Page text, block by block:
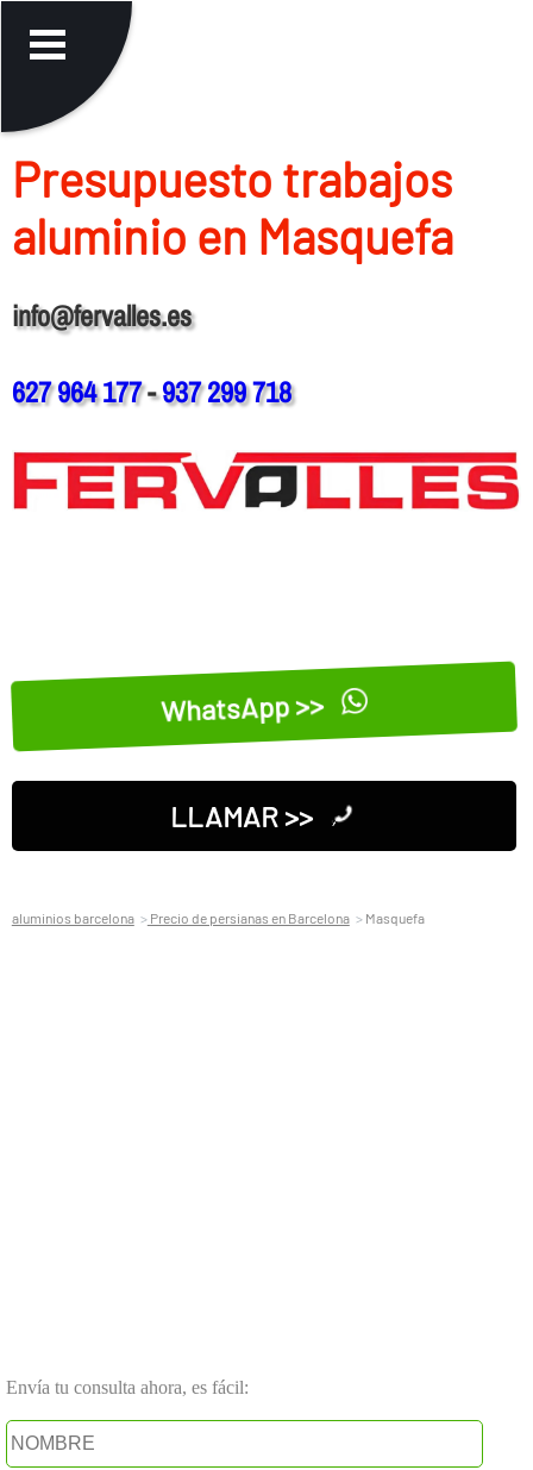
Presupuesto trabajos
aluminio en Masquefa
info@fervalles.es
627 964 177-937 299 718
WhatsApp >>
LLAMAR >>
aluminios barcelona Precio de persianas en Barcelona Masquefa
Envía tu consulta ahora, es fácil: